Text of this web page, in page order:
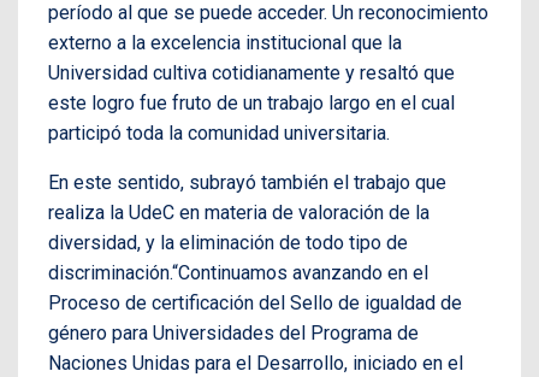
período al que se puede acceder. Un reconocimiento
externo a la excelencia institucional que la
Universidad cultiva cotidianamente y resaltó que
este logro fue fruto de un trabajo largo en el cual
participó toda la comunidad universitaria.
En este sentido, subrayó también el trabajo que
realiza la UdeC en materia de valoración de la
diversidad, y la eliminación de todo tipo de
discriminación.“Continuamos avanzando en el
Proceso de certificación del Sello de igualdad de
género para Universidades del Programa de
Naciones Unidas para el Desarrollo, iniciado en el